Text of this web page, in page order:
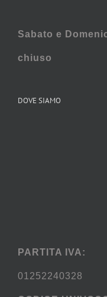
Sabato e
chiuso
DOVE SIAMO
PARTITA IVA:
01252240328